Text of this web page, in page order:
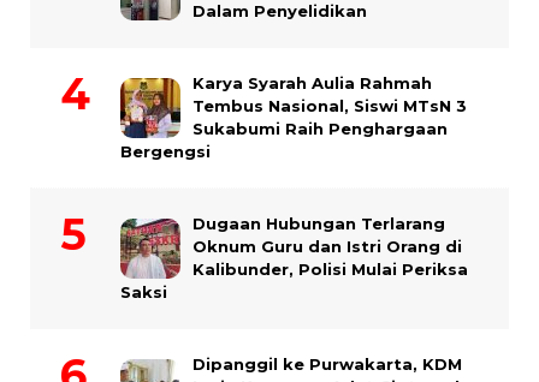
Dalam Penyelidikan
Karya Syarah Aulia Rahmah
Tembus Nasional, Siswi MTsN 3
Sukabumi Raih Penghargaan
Bergengsi
Dugaan Hubungan Terlarang
Oknum Guru dan Istri Orang di
Kalibunder, Polisi Mulai Periksa
Saksi
Dipanggil ke Purwakarta, KDM